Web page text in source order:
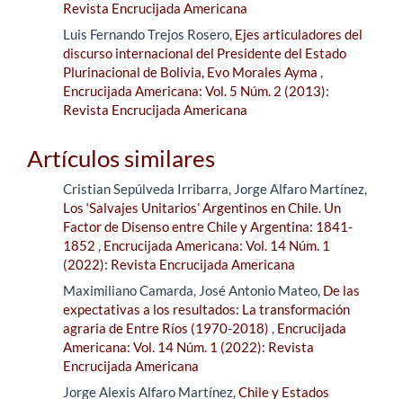
Revista Encrucijada Americana
Luis Fernando Trejos Rosero, Ejes articuladores del
discurso internacional del Presidente del Estado
Plurinacional de Bolivia, Evo Morales Ayma ,
Encrucijada Americana: Vol. 5 Núm. 2 (2013):
Revista Encrucijada Americana
Artículos similares
Cristian Sepúlveda Irribarra, Jorge Alfaro Martínez,
Los ‘Salvajes Unitarios’ Argentinos en Chile. Un
Factor de Disenso entre Chile y Argentina: 1841-
1852 , Encrucijada Americana: Vol. 14 Núm. 1
(2022): Revista Encrucijada Americana
Maximiliano Camarda, José Antonio Mateo, De las
expectativas a los resultados: La transformación
agraria de Entre Ríos (1970-2018) , Encrucijada
Americana: Vol. 14 Núm. 1 (2022): Revista
Encrucijada Americana
Jorge Alexis Alfaro Martínez,Chile y Estados